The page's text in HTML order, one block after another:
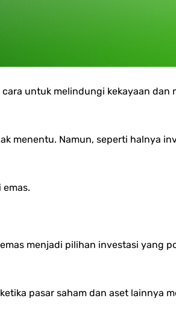
untuk melindungi kekayaan dan
menentu. Namun, seperti halnya
menjadi pilihan investasi yang
pasar saham dan aset lainnya